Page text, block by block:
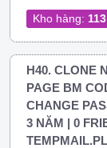
Kho hàng: 113
H40. CLONE
PAGE BM
CHANGE
3 NĂM | 0